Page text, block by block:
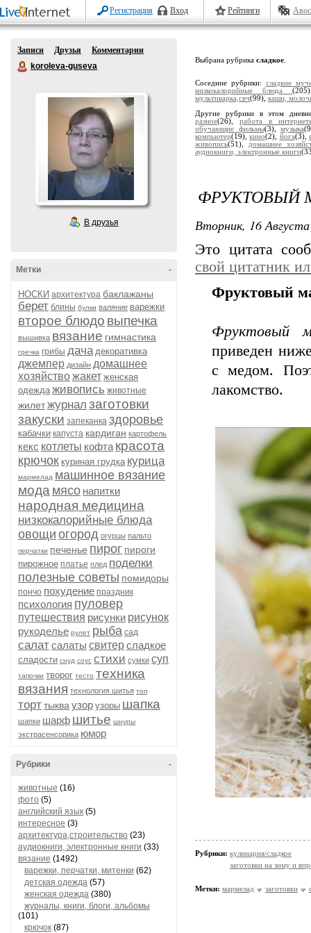
Регистрация Вход Рейтинги
Записи Друзья
Комментарии
koroleva-guseva
В друзья
-
Метки
НОСКИ архитектура баклажаны
берет блины булки валяние варежки
второе блюдо выпечка
вышивка вязание гимнастика
гречка грибы дача декоративка
джемпер дизайн домашнее
хозяйствожакет женская
одежда живопись животные
жилетжурнал заготовки
закуски запеканка здоровье
кабачки капуста кардиган картофель
кекс котлеты кофта красота
крючок куриная грудка курица
мармелад машинное вязание
мода мясо напитки
народная медицина
низкокалорийные блюда
овощи огород огурцы пальто
перчатки печенье пирог пироги
пирожное платье плед поделки
полезные советы помидоры
пончо похудение праздник
психология пуловер
путешествия рисунки рисунок
рукоделье рулет рыба сад
салатсалаты свитерсладкое
сладости снуд соус стихи сумки суп
тапочки творог тесто техника
вязания технология шитья топ
торттыква узор узоры шапка
шапки шарф шитье шнуры
экстрасенсорика юмор
-
Рубрики
животные (16)
фото (5)
английский язык (5)
интересное (3)
архитектура,строительство (23)
аудиокниги, электронные книги (33)
вязание (1492)
варежки, перчатки, митенки (62)
детская одежда (57)
женская одежда (380)
журналы, книги, блоги, альбомы
(101)
крючок (87)
Выбрана рубрика сладкое
Соседние рубрики: сладкие
низкокалорийные блюда
мультиварка,свч(99), каши,
Другие рубрики в этом
разное(26),работа в
обучающие фильмы(3),музыка
компьютер(19),кино(2), йога(3),
живопись(51),
домашнее
аудиокниги, электронные книги
ФРУКТОВЫЙ
Вторник, 16
Это цитата
свой цитатник
Фруктовый
Фруктовый
приведен
с медом.
лакомство.
Рубрики: кулинария/сладкое
заготовки на зиму и
Метки: мармелад заготовки